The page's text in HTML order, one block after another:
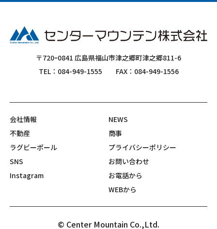
〒720ｰ0841 広島県福山市津之郷町津之郷811-6
TEL：084-949-1555
FAX：084-949-1556
会社情報
NEWS
不動産
商事
ラグビーポール
SNS
Instagram
お問い合わせ
お電話から
WEBから
プライバシーポリシー
© Center Mountain Co.,Ltd.